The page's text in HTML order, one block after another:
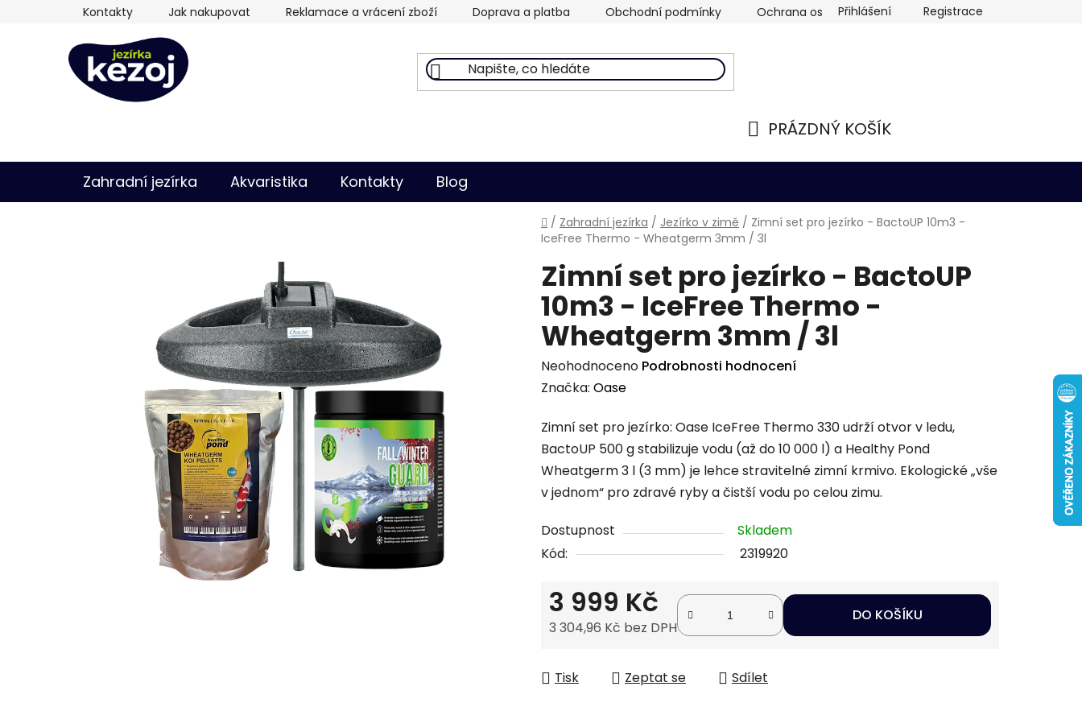
Kontakty Jak nakupovat Reklamace a vrácení zboží Doprava a platba Obchodní podmínky Ochrana osobních údajů
Přihlášení Registrace
PRÁZDNÝ KOŠÍK
Zahradní jezírka Akvaristika Kontakty Blog
Domů
/ Zahradní jezírka / Jezírko v zimě / Zimní set pro jezírko - BactoUP 10m3 -
IceFree Thermo - Wheatgerm 3mm / 3l
Zimní set pro jezírko - BactoUP
10m3 - IceFree Thermo -
Wheatgerm 3mm / 3l
Průměrné
hodnocení
je
0,0
z
5
Neohodnoceno Podrobnosti hodnocení
Značka: Oase
Zimní set pro jezírko: Oase IceFree Thermo 330 udrží otvor v ledu,
BactoUP 500 g stabilizuje vodu (až do 10 000 l) a Healthy Pond
Wheatgerm 3 l (3 mm) je lehce stravitelné zimní krmivo. Ekologické „vše
v jednom“ pro zdravé ryby a čistší vodu po celou zimu.
Dostupnost
Skladem
Kód:
2319920
3 999 Kč
3 304,96 Kč bez DPH
DO KOŠÍKU
Tisk Zeptat se Sdílet